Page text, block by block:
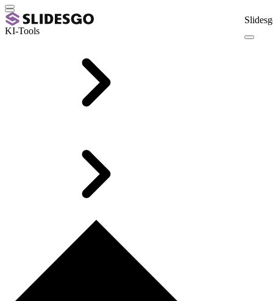
KI-Tools